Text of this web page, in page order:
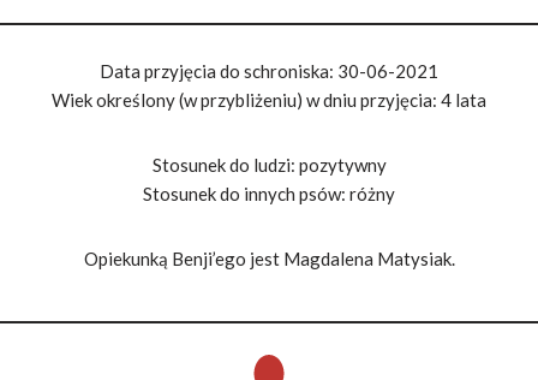
Data przyjęcia do schroniska: 30-06-2021
Wiek określony (w przybliżeniu) w dniu przyjęcia: 4 lata
Stosunek do ludzi: pozytywny
Stosunek do innych psów: różny
Opiekunką Benji’ego jest Magdalena Matysiak.